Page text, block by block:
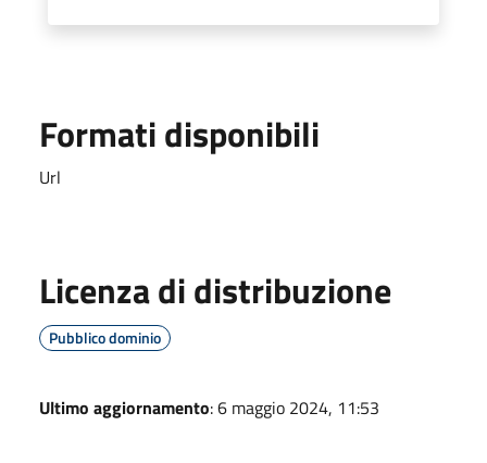
Formati disponibili
Url
Licenza di distribuzione
Pubblico dominio
Ultimo aggiornamento: 6 maggio 2024, 11:53